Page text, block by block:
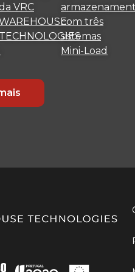
VRC
TECHNOLOGIES
com três
sistemas
Mini-Load